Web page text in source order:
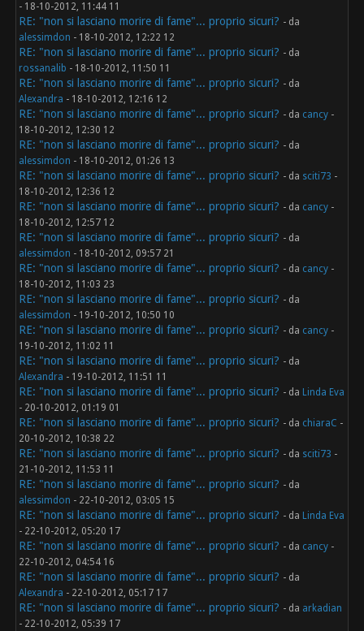
- 18-10-2012, 11:44 11
RE: "non si lasciano morire di fame"... proprio sicuri? - da
alessimdon - 18-10-2012, 12:22 12
RE: "non si lasciano morire di fame"... proprio sicuri? - da
rossanalib - 18-10-2012, 11:50 11
RE: "non si lasciano morire di fame"... proprio sicuri? - da
Alexandra - 18-10-2012, 12:16 12
RE: "non si lasciano morire di fame"... proprio sicuri? - da cancy -
18-10-2012, 12:30 12
RE: "non si lasciano morire di fame"... proprio sicuri? - da
alessimdon - 18-10-2012, 01:26 13
RE: "non si lasciano morire di fame"... proprio sicuri? - da sciti73 -
18-10-2012, 12:36 12
RE: "non si lasciano morire di fame"... proprio sicuri? - da cancy -
18-10-2012, 12:57 12
RE: "non si lasciano morire di fame"... proprio sicuri? - da
alessimdon - 18-10-2012, 09:57 21
RE: "non si lasciano morire di fame"... proprio sicuri? - da cancy -
18-10-2012, 11:03 23
RE: "non si lasciano morire di fame"... proprio sicuri? - da
alessimdon - 19-10-2012, 10:50 10
RE: "non si lasciano morire di fame"... proprio sicuri? - da cancy -
19-10-2012, 11:02 11
RE: "non si lasciano morire di fame"... proprio sicuri? - da
Alexandra - 19-10-2012, 11:51 11
RE: "non si lasciano morire di fame"... proprio sicuri? - da Linda Eva
- 20-10-2012, 01:19 01
RE: "non si lasciano morire di fame"... proprio sicuri? - da chiaraC -
20-10-2012, 10:38 22
RE: "non si lasciano morire di fame"... proprio sicuri? - da sciti73 -
21-10-2012, 11:53 11
RE: "non si lasciano morire di fame"... proprio sicuri? - da
alessimdon - 22-10-2012, 03:05 15
RE: "non si lasciano morire di fame"... proprio sicuri? - da Linda Eva
- 22-10-2012, 05:20 17
RE: "non si lasciano morire di fame"... proprio sicuri? - da cancy -
22-10-2012, 04:54 16
RE: "non si lasciano morire di fame"... proprio sicuri? - da
Alexandra - 22-10-2012, 05:17 17
RE: "non si lasciano morire di fame"... proprio sicuri? - da arkadian
- 22-10-2012, 05:39 17